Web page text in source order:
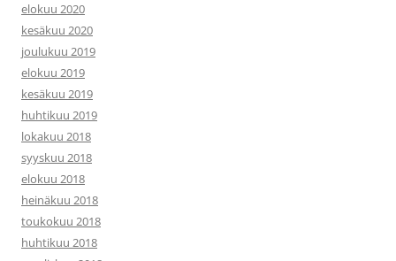
elokuu 2020
kesäkuu 2020
joulukuu 2019
elokuu 2019
kesäkuu 2019
huhtikuu 2019
lokakuu 2018
syyskuu 2018
elokuu 2018
heinäkuu 2018
toukokuu 2018
huhtikuu 2018